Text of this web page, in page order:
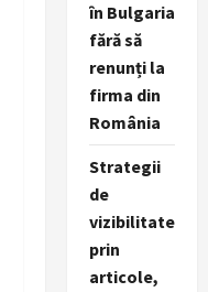
în Bulgaria
fără să
renunți la
firma din
România
Strategii
de
vizibilitate
prin
articole,